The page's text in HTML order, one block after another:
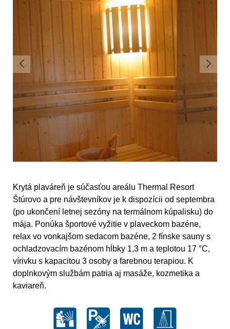
Krytá plaváreň je súčasťou areálu Thermal Resort
Štúrovo a pre návštevníkov je k dispozícii od septembra
(po ukončení letnej sezóny na termálnom kúpalisku) do
mája. Ponúka športové vyžitie v plaveckom bazéne,
relax vo vonkajšom sedacom bazéne, 2 fínske sauny s
ochladzovacím bazénom hĺbky 1,3 m a teplotou 17 °C,
vírivku s kapacitou 3 osoby a farebnou terapiou. K
doplnkovým službám patria aj masáže, kozmetika a
kaviareň.